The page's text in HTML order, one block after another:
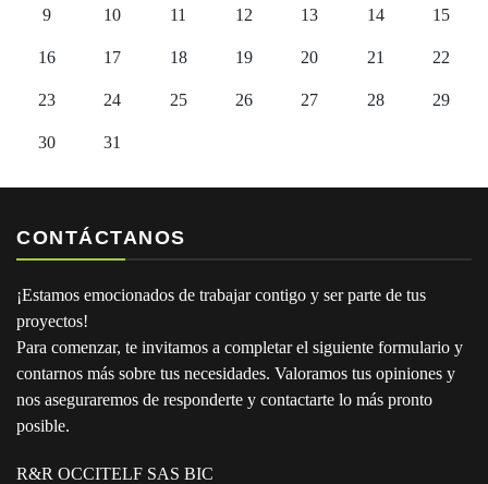
9 10 11 12 13 14 15
16 17 18 19 20 21 22
23 24 25 26 27 28 29
30 31
CONTÁCTANOS
¡Estamos emocionados de trabajar contigo y ser parte de tus
proyectos!
Para comenzar, te invitamos a completar el siguiente formulario y
contarnos más sobre tus necesidades. Valoramos tus opiniones y
nos aseguraremos de responderte y contactarte lo más pronto
posible.
R&R OCCITELF SAS BIC